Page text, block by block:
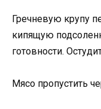
Гречневую крупу
кипящую
готовности.
Мясо пропустить